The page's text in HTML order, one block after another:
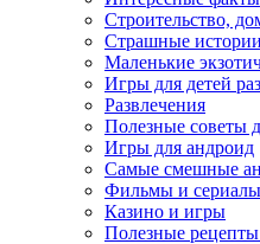
Строительство,
Страшные
Маленькие
Игры для детей
Развлечения
Полезные советы
Игры для андроид
Самые смешные
Фильмы и сериалы
Казино и игры
Полезные